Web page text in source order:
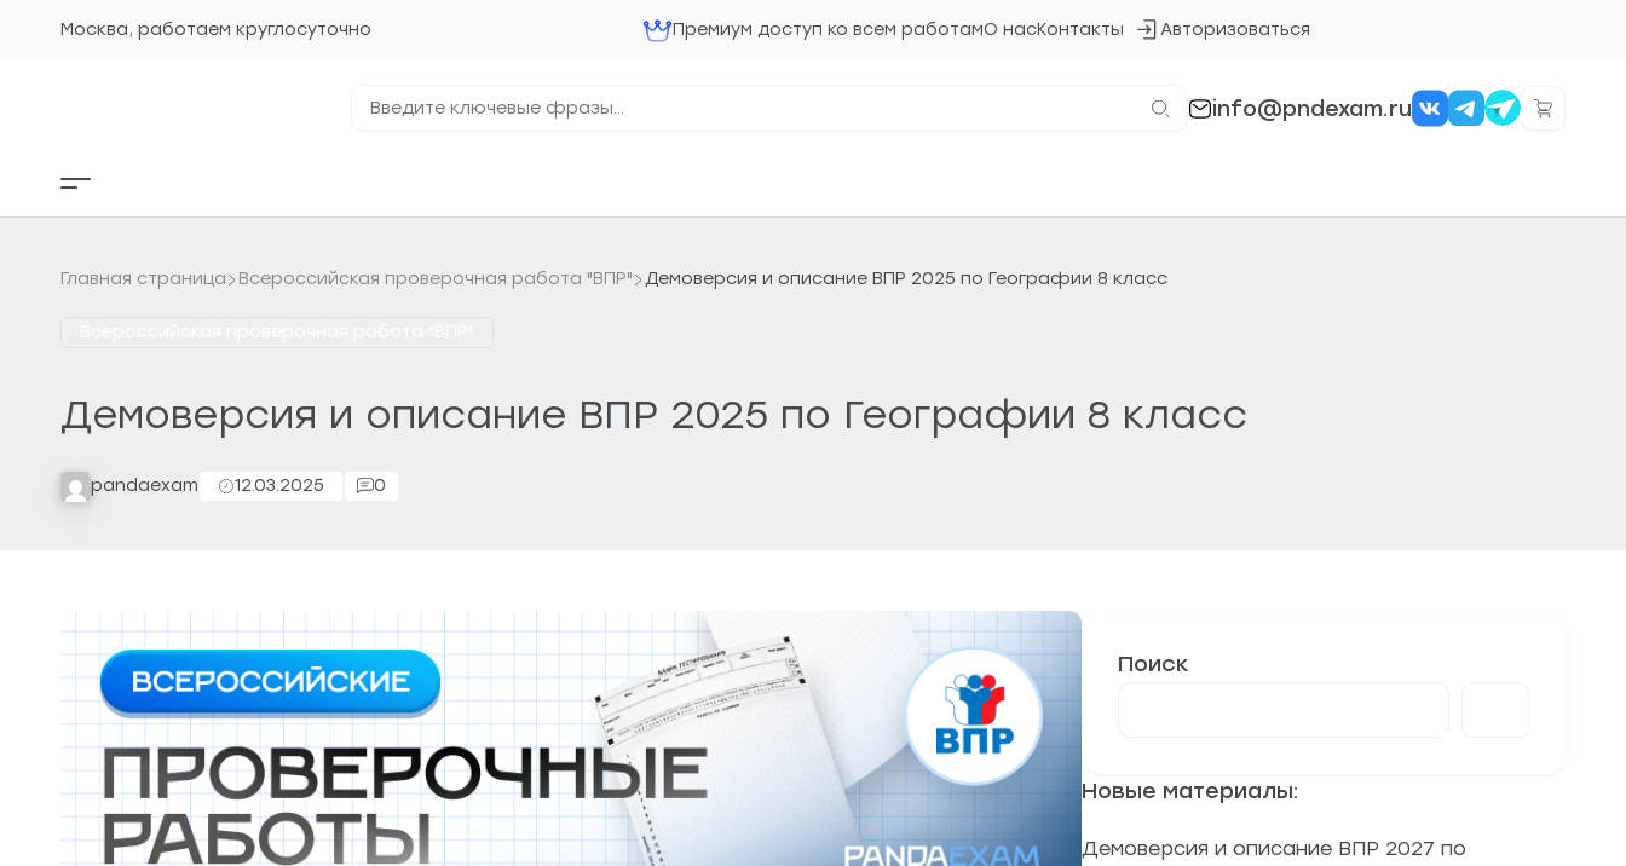
Москва, работаем круглосуточно Премиум доступ ко всем работамО насКонтакты Авторизоваться
Кнопка
ключевые
info@pndexam.ru
Кнопка
бокового
Главная страница Всероссийская проверочная работа "ВПР" Демоверсия и описание ВПР 2025 по Географии 8 класс
Демоверсия и описание ВПР 2025 по Географии 8 класс
pandaexam 12.03.2025 0
Поиск
Новые материалы:
Демоверсия и описание ВПР 2027 по